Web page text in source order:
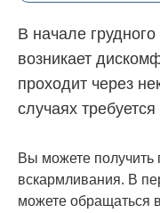
В начале
возникает
проходит через
случаях
Вы можете получить
вскармливания. В
можете обращаться